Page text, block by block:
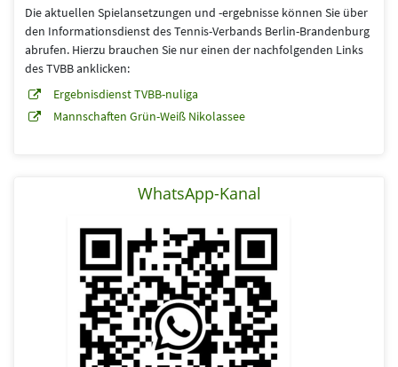
Die aktuellen Spielansetzungen und -ergebnisse können Sie über
den Informationsdienst des Tennis-Verbands Berlin-Brandenburg
abrufen. Hierzu brauchen Sie nur einen der nachfolgenden Links
des TVBB anklicken:
Ergebnisdienst TVBB-nuliga
Mannschaften Grün-Weiß Nikolassee
WhatsApp-Kanal